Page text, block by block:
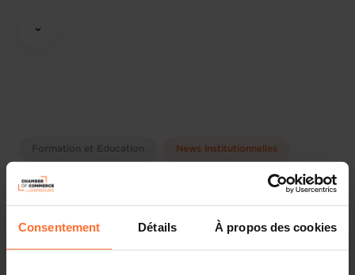
Consentement Détails À propos des cookies
Formation et Education News institutionnelles
Partager cet article